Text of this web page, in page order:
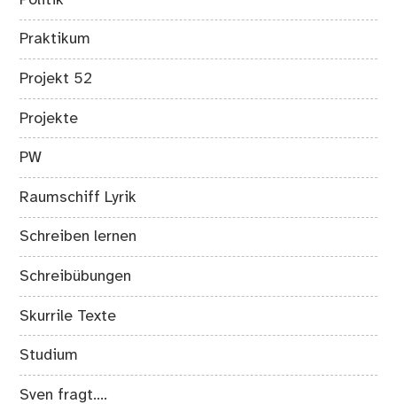
Praktikum
Projekt 52
Projekte
PW
Raumschiff Lyrik
Schreiben lernen
Schreibübungen
Skurrile Texte
Studium
Sven fragt….